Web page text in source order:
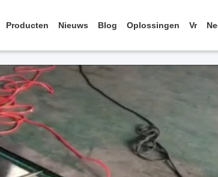
Producten Nieuws Blog Oplossingen Vr